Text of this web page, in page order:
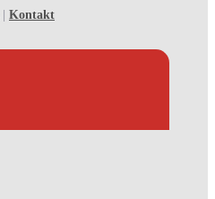
Kontakt